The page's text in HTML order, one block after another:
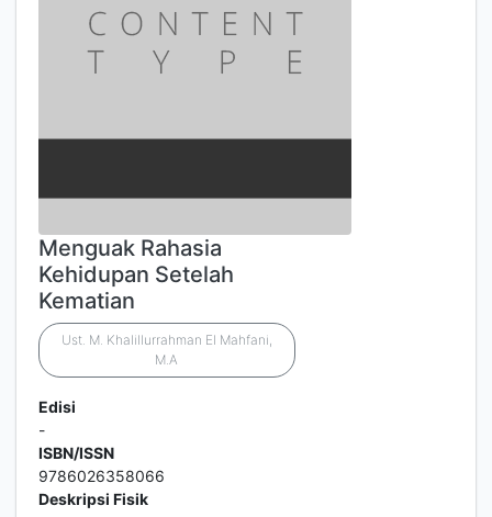
Menguak Rahasia
Kehidupan Setelah
Kematian
Ust. M. Khalillurrahman El Mahfani,
M.A
Edisi
-
ISBN/ISSN
9786026358066
Deskripsi Fisik